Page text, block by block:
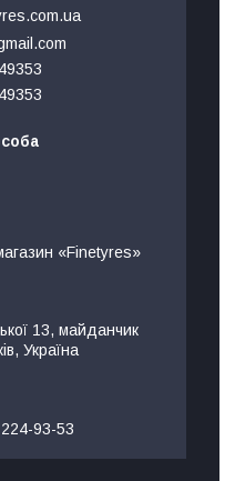
«Finetyres»
13, майданчик
Україна
93-53